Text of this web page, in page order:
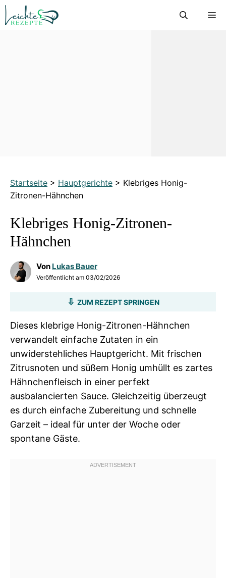
Zum
Inhalt
Startseite > Hauptgerichte > Klebriges Honig-
Zitronen-Hähnchen
Klebriges Honig-Zitronen-
Hähnchen
Von Lukas Bauer
Veröffentlicht am 03/02/2026
ZUM REZEPT SPRINGEN
Dieses klebrige Honig-Zitronen-Hähnchen
verwandelt einfache Zutaten in ein
unwiderstehliches Hauptgericht. Mit frischen
Zitrusnoten und süßem Honig umhüllt es zartes
Hähnchenfleisch in einer perfekt
ausbalancierten Sauce. Gleichzeitig überzeugt
es durch einfache Zubereitung und schnelle
Garzeit – ideal für unter der Woche oder
spontane Gäste.